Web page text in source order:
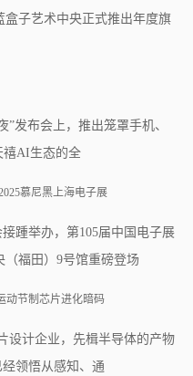
盒子艺术中央正式推出年度旗
发布会上，推出笼罩手机、
禧AI生态的全
慕尼黑上海电子展
踵举办，第105届中国电子展
（福田）9号馆重磅登场
动节制芯片进化暗码
设计企业，先楫半导体的产物
领悟从感知、通